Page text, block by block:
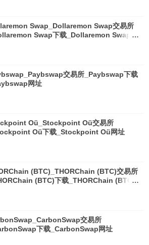
Swap_Dollaremon Swap交易所
Swap下载_Dollaremon Swap网
交易所_Paybswap下载
网址
Oü_Stockpoint Oü交易所
Oü下载_Stockpoint Oü网址
(BTC)_THORChain (BTC)交易所
(BTC)下载_THORChain (BTC)
交易所
下载_CarbonSwap网址